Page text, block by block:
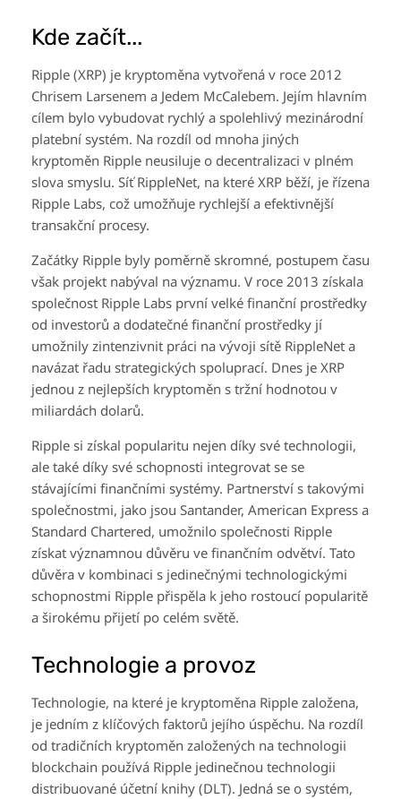
Kde začít...
Ripple (XRP) je kryptoměna vytvořená v roce 2012
Chrisem Larsenem a Jedem McCalebem. Jejím hlavním
cílem bylo vybudovat rychlý a spolehlivý mezinárodní
platební systém. Na rozdíl od mnoha jiných
kryptoměn Ripple neusiluje o decentralizaci v plném
slova smyslu. Síť RippleNet, na které XRP běží, je řízena
Ripple Labs, což umožňuje rychlejší a efektivnější
transakční procesy.
Začátky Ripple byly poměrně skromné, postupem času
však projekt nabýval na významu. V roce 2013 získala
společnost Ripple Labs první velké finanční prostředky
od investorů a dodatečné finanční prostředky jí
umožnily zintenzivnit práci na vývoji sítě RippleNet a
navázat řadu strategických spoluprací. Dnes je XRP
jednou z nejlepších kryptoměn s tržní hodnotou v
miliardách dolarů.
Ripple si získal popularitu nejen díky své technologii,
ale také díky své schopnosti integrovat se se
stávajícími finančními systémy. Partnerství s takovými
společnostmi, jako jsou Santander, American Express a
Standard Chartered, umožnilo společnosti Ripple
získat významnou důvěru ve finančním odvětví. Tato
důvěra v kombinaci s jedinečnými technologickými
schopnostmi Ripple přispěla k jeho rostoucí popularitě
a širokému přijetí po celém světě.
Technologie a provoz
Technologie, na které je kryptoměna Ripple založena,
je jedním z klíčových faktorů jejího úspěchu. Na rozdíl
od tradičních kryptoměn založených na technologii
blockchain používá Ripple jedinečnou technologii
distribuované účetní knihy (DLT). Jedná se o systém,